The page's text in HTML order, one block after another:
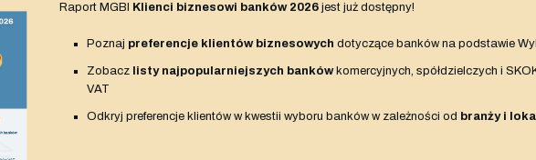
Raport MGBI Klienci biznesowi banków 2026 jest już dostępny!
Poznaj preferencje klientów biznesowych dotyczące banków na podstawie
Zobacz listy najpopularniejszych bankówkomercyjnych, spółdzielczych i
VAT
Odkryj preferencje klientów w kwestii wyboru banków w zależności od branży i